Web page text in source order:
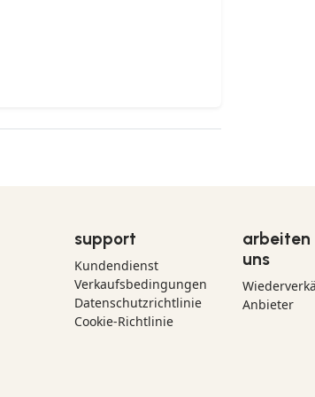
support
Kundendienst
Verkaufsbedingungen
Datenschutzrichtlinie
Cookie-Richtlinie
arbeiten
uns
Anbieter